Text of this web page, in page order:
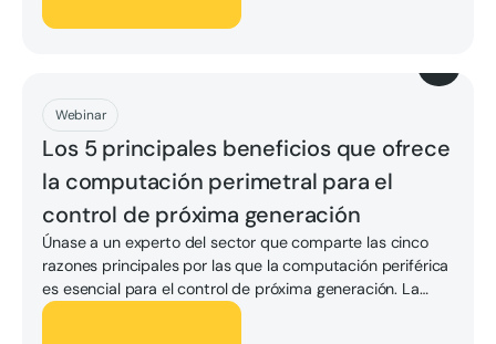
Webinar
Los 5 principales beneficios que ofrece
la computación perimetral para el
control de próxima generación
Únase a un experto del sector que comparte las cinco
razones principales por las que la computación periférica
es esencial para el control de próxima generación. La
sesión también proporciona consejos cruciales sobre
Desbloquear
Descargar